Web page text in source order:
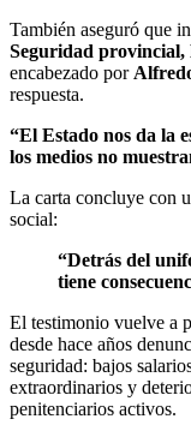
También aseguró que
Seguridad provincial,
encabezado por
respuesta.
“El Estado nos da la
los medios no
La carta concluye con
social:
“Detrás del
tiene
El testimonio vuelve a
desde hace años
seguridad: bajos
extraordinarios y
penitenciarios activos.